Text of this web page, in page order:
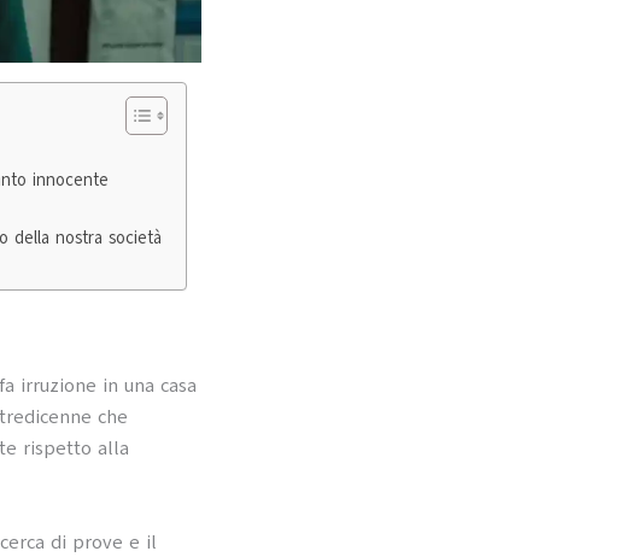
innocente
della nostra società
irruzione in una casa
che
rispetto alla
di prove e il